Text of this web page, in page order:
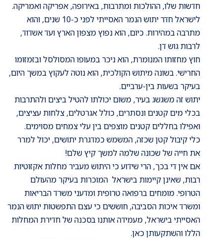
חדשות שלו, ההולכות ומתרבות, באירופה, אפריקה ואמריקה.
לישראל חדר יתוש הנמר האסייתי לפני כ-10 שנים, והוא
מתרבה במהירות. כיום, הוא נפוץ מצפון הארץ ועד אשדוד,
לרבות גוש דן.
חוץ מחזותו המנומרת, הוא ניכר במעופו המסולסל ובזמזומו
החרישי. בשונה מיתוש הקולכית, הוא נוטה לעקוץ במשך היום,
בעיקר בשעות בין-ערביים.
יתוש זה משגשג בעיר, משום יכולתו להטיל ביצים ולהתרבות
בכלי מים קטנים ונסתרים, כולל אגרטלים, צלחות עציצים,
ואפילו בחללים קטנים מוצפים בין עלי צמחים מסוימים.
כלי קיבול קטן שכזה, המשמש כמדגרת יתושים, יכול למרר
את חייה של שכונה שלמה למשך קיץ שלם!
אם אין די בכך, הרי שידוע כי היתוש מעביר מחלות אקזוטיות
רבות, שאינן קיימות בישראל המוכרות בעיקר מהעולם
הטרופי. מומחים ברפואה טרופית ומדעני משרד הבריאות
ומשרד איכות הסביבה, חוששים כי עצם התפשטות יתוש הנמר
האסייתי בישראל, מעמידה אותנו בסכנה של חדירת המחלות
הללו והשתקעותן כאן.